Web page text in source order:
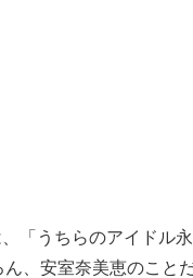
「うちらのアイドル
、安室奈美恵のことだ